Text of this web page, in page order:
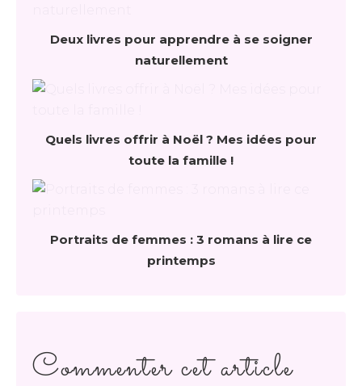
Deux livres pour apprendre à se soigner
naturellement
Quels livres offrir à Noël ? Mes idées pour
toute la famille !
Portraits de femmes : 3 romans à lire ce
printemps
Commenter cet article